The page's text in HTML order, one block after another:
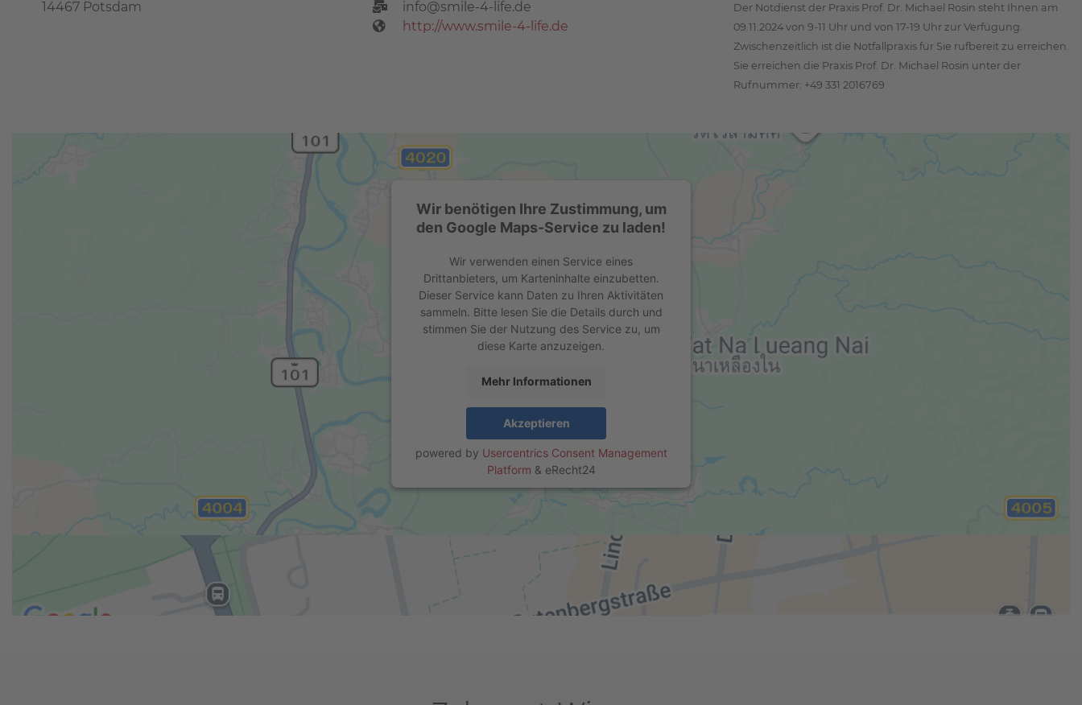
14467 Potsdam
info@smile-4-life.de
http://www.smile-4-life.de
Der Notdienst der Praxis Prof. Dr. Michael Rosin steht Ihnen am
09.11.2024 von 9-11 Uhr und von 17-19 Uhr zur Verfügung.
Zwischenzeitlich ist die Notfallpraxis für Sie rufbereit zu erreichen.
Sie erreichen die Praxis Prof. Dr. Michael Rosin unter der
Rufnummer: +49 331 2016769
Wir benötigen Ihre Zustimmung, um
den Google Maps-Service zu laden!
Wir verwenden einen Service eines
Drittanbieters, um Karteninhalte einzubetten.
Dieser Service kann Daten zu Ihren Aktivitäten
sammeln. Bitte lesen Sie die Details durch und
stimmen Sie der Nutzung des Service zu, um
diese Karte anzuzeigen.
Mehr Informationen
Akzeptieren
powered by Usercentrics Consent Management
Platform & eRecht24